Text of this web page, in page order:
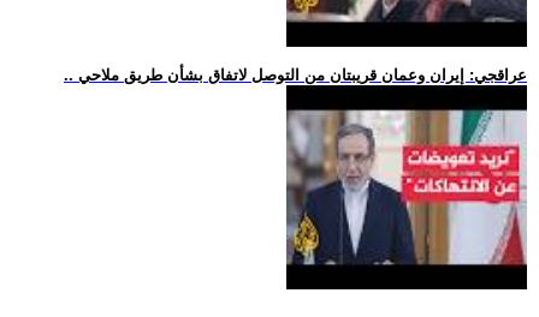
.. عراقجي: إيران وعمان قريبتان من التوصل لاتفاق بشأن طريق ملاحي